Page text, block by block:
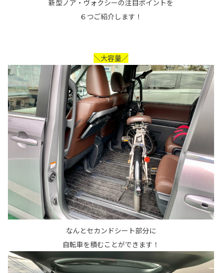
新型ノア・ヴォクシーの注目ポイントを
６つご紹介します！
＼大容量／
なんとセカンドシート部分に
自転車を積むことができます！